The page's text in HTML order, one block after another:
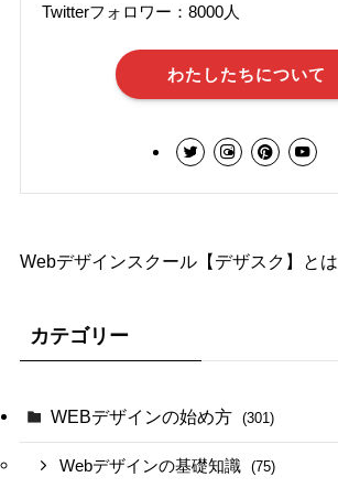
Twitterフォロワー：8000人
わたしたちについて
Webデザインスクール【デザスク】とは
カテゴリー
WEBデザインの始め方 (301)
Webデザインの基礎知識 (75)